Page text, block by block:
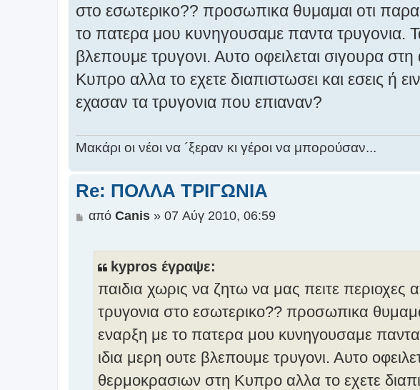
σ
ί
ε
υ
σ
στο εσωτερικο?? προσωπικα θυμαμαι οτι
το πατερα μου κυνηγουσαμε παντα τρυγονια.
βλεπουμε τρυγονι. Αυτο οφειλεται σιγουρα
Κυπρο αλλα το εχετε διαπιστωσει και εσεις ή
εχασαν τα τρυγονια που επιαναν?
Μακάρι οι νέοι να ´ξεραν κι γέροι να μπορούσαν...
Re: ΠΟΛΛΑ ΤΡΙΓΩΝΙΑ
Δ
από Canis» 07 Αύγ 2010, 06:59
kypros έγραψε:
παιδια χωρις να ζητω να μας πειτε
τρυγονια στο εσωτερικο?? προσωπικα
εναρξη με το πατερα μου κυνηγουσαμε παντα
ιδια μερη ουτε βλεπουμε τρυγονι. Αυτο
θερμοκρασιων στη Κυπρο αλλα το εχετε